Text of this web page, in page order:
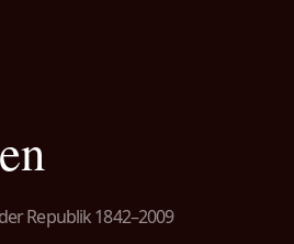
Republik 1842–2009